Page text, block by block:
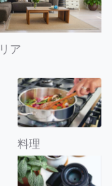
ア
料理